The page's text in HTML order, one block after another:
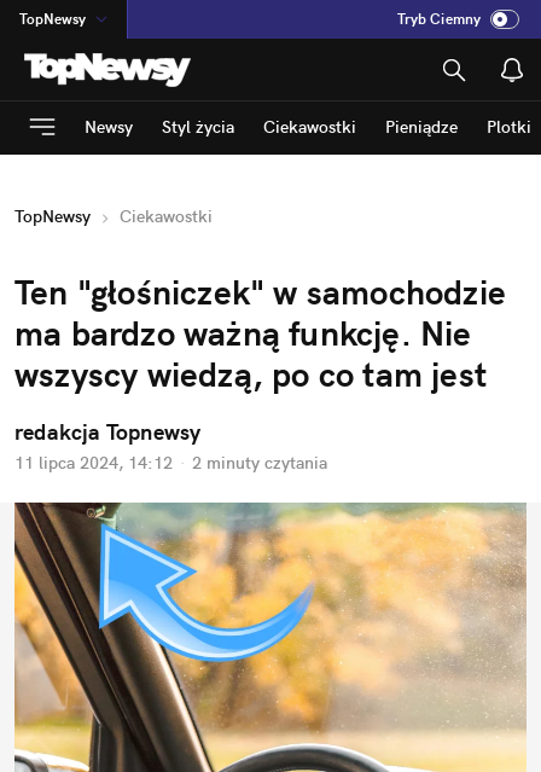
TopNewsy
na:Temat
INN:Poland
ASZ:dziennik
dad:HERO
Tryb Ciemny
Newsy Styl życia Ciekawostki Pieniądze Plotki
TopNewsy Ciekawostki
Ten "głośniczek" w samochodzie
ma bardzo ważną funkcję. Nie
wszyscy wiedzą, po co tam jest
redakcja Topnewsy
11 lipca 2024, 14:12 · 2 minuty czytania